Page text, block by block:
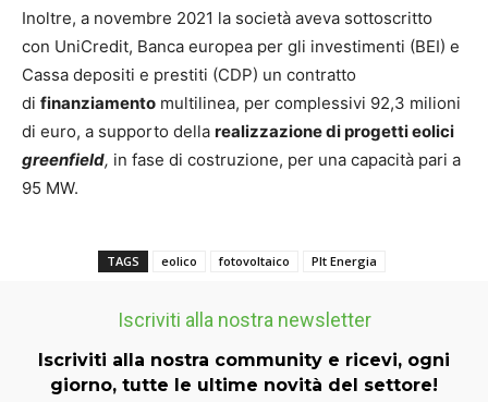
Inoltre, a novembre 2021 la società aveva sottoscritto
con UniCredit, Banca europea per gli investimenti (BEI) e
Cassa depositi e prestiti (CDP) un contratto
di finanziamento multilinea, per complessivi 92,3 milioni
di euro, a supporto della realizzazione di progetti eolici
greenfield, in fase di costruzione, per una capacità pari a
95 MW.
TAGS eolico fotovoltaico Plt Energia
Iscriviti alla nostra newsletter
Iscriviti alla nostra community e ricevi, ogni
giorno, tutte le ultime novità del settore!